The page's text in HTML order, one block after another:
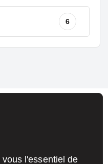
6
l'essentiel de